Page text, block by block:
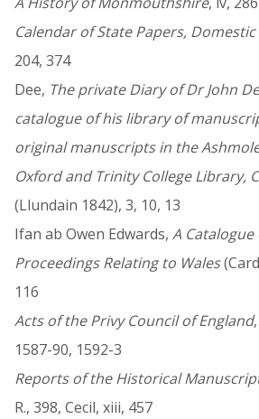
Calendar of State Papers, Domestic
204, 374
Dee, The private Diary of Dr John
catalogue of his library of
original manuscripts in the
Oxford and Trinity College Library,
(Llundain 1842), 3, 10, 13
Ifan ab Owen Edwards, A
Proceedings Relating to Wales
116
Acts of the Privy Council of England
1587-90, 1592-3
Reports of the Historical
R., 398, Cecil, xiii, 457